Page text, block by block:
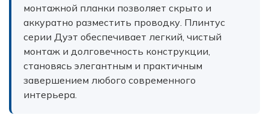
монтажной планки позволяет скрыто и
аккуратно разместить проводку. Плинтус
серии Дуэт обеспечивает легкий, чистый
монтаж и долговечность конструкции,
становясь элегантным и практичным
завершением любого современного
интерьера.